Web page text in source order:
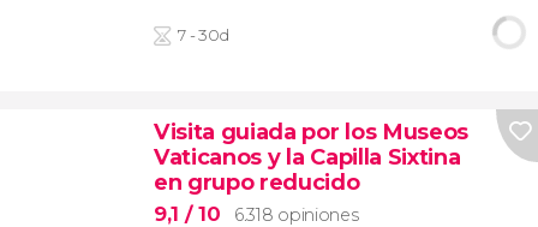
7 - 30d
Visita guiada por los Museos
Vaticanos y la Capilla Sixtina
en grupo reducido
9,1 / 10 6.318 opiniones